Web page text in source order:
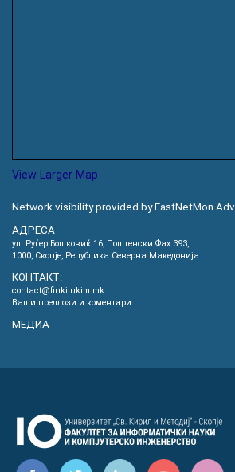
View Larger Map
Network visibility provided by FastNetMon
АДРЕСА
ул. Руѓер Бошковиќ 16, Пoштенски Фах 393,
1000, Скопје, Република Северна Македонија
КОНТАКТ:
contact@finki.ukim.mk
Ваши предлози и коментари
МЕДИА